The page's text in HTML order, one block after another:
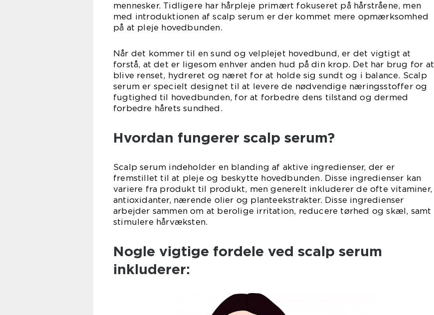
mennesker. Tidligere har hårpleje primært fokuseret på hårstråene, men
med introduktionen af scalp serum er der kommet mere opmærksomhed
på at pleje hovedbunden.
Når det kommer til en sund og velplejet hovedbund, er det vigtigt at
forstå, at det er ligesom enhver anden hud på din krop. Det har brug for at
blive renset, hydreret og næret for at holde sig sundt og i balance. Scalp
serum er specielt designet til at levere de nødvendige næringsstoffer og
fugtighed til hovedbunden, for at forbedre dens tilstand og dermed
forbedre hårets sundhed.
Hvordan fungerer scalp serum?
Scalp serum indeholder en blanding af aktive ingredienser, der er
fremstillet til at pleje og beskytte hovedbunden. Disse ingredienser kan
variere fra produkt til produkt, men generelt inkluderer de ofte vitaminer,
antioxidanter, nærende olier og planteekstrakter. Disse ingredienser
arbejder sammen om at berolige irritation, reducere tørhed og skæl, samt
stimulere hårvæksten.
Nogle vigtige fordele ved scalp serum
inkluderer: